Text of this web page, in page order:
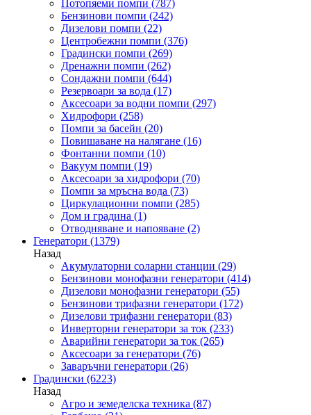
Потопяеми помпи (787)
Бензинови помпи (242)
Дизелови помпи (22)
Центробежни помпи (376)
Градински помпи (269)
Дренажни помпи (262)
Сондажни помпи (644)
Резервоари за вода (17)
Аксесоари за водни помпи (297)
Хидрофори (258)
Помпи за басейн (20)
Повишаване на налягане (16)
Фонтанни помпи (10)
Вакуум помпи (19)
Аксесоари за хидрофори (70)
Помпи за мръсна вода (73)
Циркулационни помпи (285)
Дом и градина (1)
Отводняване и напояване (2)
Генератори (1379)
Назад
Акумулаторни соларни станции (29)
Бензинови монофазни генератори (414)
Дизелови монофазни генератори (55)
Бензинови трифазни генератори (172)
Дизелови трифазни генератори (83)
Инверторни генератори за ток (233)
Аварийни генератори за ток (265)
Аксесоари за генератори (76)
Заваръчни генератори (26)
Градински (6223)
Назад
Агро и земеделска техника (87)